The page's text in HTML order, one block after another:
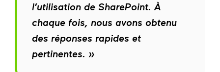
l’utilisation de SharePoint. À
chaque fois, nous avons obtenu
des réponses rapides et
pertinentes. »